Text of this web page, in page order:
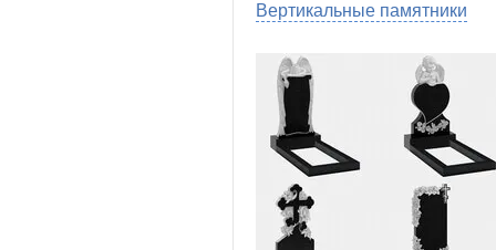
Вертикальные памятники